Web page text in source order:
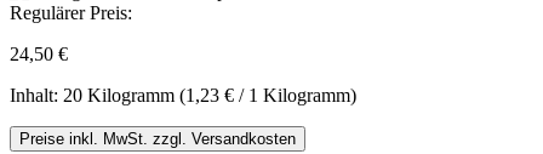
Regulärer Preis:
24,50 €
Inhalt: 20 Kilogramm (1,23 € / 1 Kilogramm)
Preise inkl. MwSt. zzgl. Versandkosten